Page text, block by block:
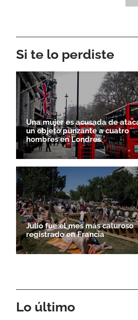
Si te lo perdiste
Una mujer es acusada de
un objeto punzante a cuatro
hombres en Londres
Julio fue el mes más caluroso
registrado en Francia
Lo último